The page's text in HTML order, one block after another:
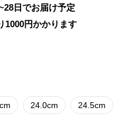
日でお届け予定
1000円かかります
24.0cm 24.5cm